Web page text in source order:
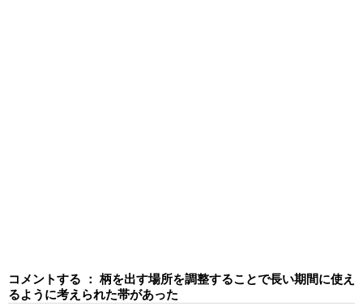
コメントする ： 柄を出す場所を調整することで長い期間に使え
るように考えられた帯があった